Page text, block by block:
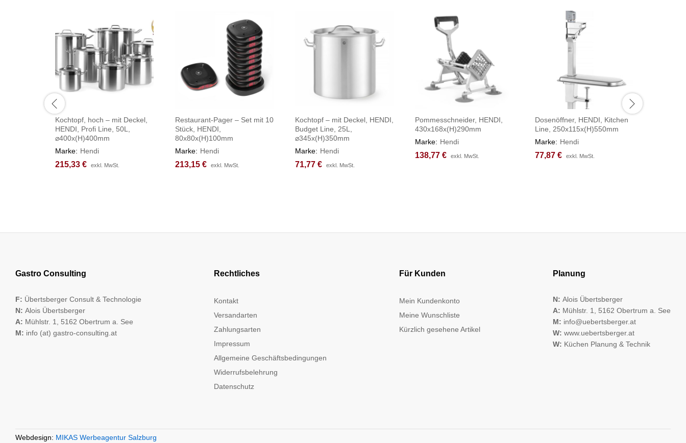
Kochtopf, hoch – mit Deckel,
HENDI, Profi Line, 50L,
⌀400x(H)400mm
Marke: Hendi
215,33 € exkl. MwSt.
215,33 € exkl. MwSt.
Restaurant-Pager – Set mit 10
Stück, HENDI,
80x80x(H)100mm
Marke: Hendi
213,15 € exkl. MwSt.
213,15 € exkl. MwSt.
Kochtopf – mit Deckel, HENDI,
Budget Line, 25L,
⌀345x(H)350mm
Marke: Hendi
71,77 € exkl. MwSt.
71,77 € exkl. MwSt.
Pommesschneider, HENDI,
430x168x(H)290mm
Marke: Hendi
138,77 € exkl. MwSt.
138,77 € exkl. MwSt.
Dosenöffner, HENDI, Kitchen
Line, 250x115x(H)550mm
Marke: Hendi
77,87 € exkl. MwSt.
77,87 € exkl. MwSt.
Gastro Consulting
F: Übertsberger Consult & Technologie
N: Alois Übertsberger
A: Mühlstr. 1, 5162 Obertrum a. See
M: info (at) gastro-consulting.at
Rechtliches
Kontakt
Versandarten
Zahlungsarten
Impressum
Allgemeine Geschäftsbedingungen
Widerrufsbelehrung
Datenschutz
Für Kunden
Mein Kundenkonto
Meine Wunschliste
Kürzlich gesehene Artikel
Planung
N: Alois Übertsberger
A: Mühlstr. 1, 5162 Obertrum a. See
M: info@uebertsberger.at
W: www.uebertsberger.at
W: Küchen Planung & Technik
Webdesign: MIKAS Werbeagentur Salzburg